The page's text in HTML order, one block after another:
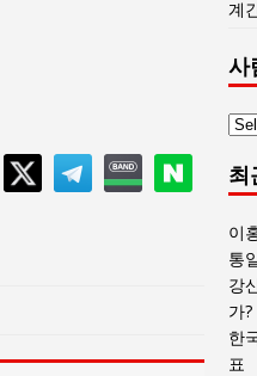
계
사
사
과
사
회
글
목
록
최
이
통
강
가?
한
표